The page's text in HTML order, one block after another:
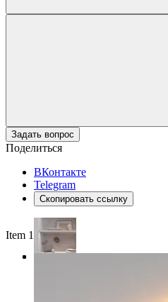
Задать вопрос
Поделиться
ВКонтакте
Telegram
Скопировать ссылку
Item 1 of 4